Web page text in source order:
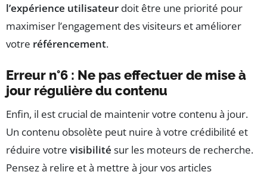
l’expérience utilisateur doit être une priorité pour
maximiser l’engagement des visiteurs et améliorer
votre référencement.
Erreur n°6 : Ne pas effectuer de mise à
jour régulière du contenu
Enfin, il est crucial de maintenir votre contenu à jour.
Un contenu obsolète peut nuire à votre crédibilité et
réduire votre visibilité sur les moteurs de recherche.
Pensez à relire et à mettre à jour vos articles